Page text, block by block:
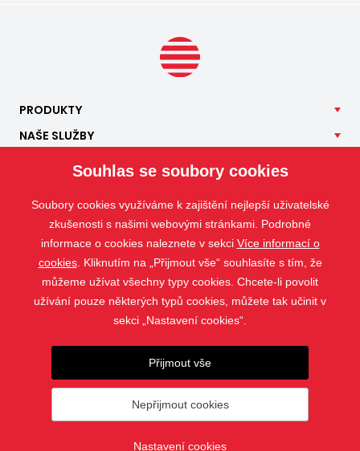
PRODUKTY
NAŠE SLUŽBY
KONTAKT
Souhlas se soubory cookies
Soubory cookies využíváme k zajištění nejlepší uživatelské
zkušenosti s našimi webovými stránkami. Podrobné
informace o cookies naleznete v sekci Více informací o
cookies. Kliknutím na „Přijmout vše“ souhlasíte s tím, že
můžeme užívat všechny typy cookies. Chcete-li povolit
užívání pouze některých typů cookies, můžete tak učinit v
sekci „Nastavení cookies“.
Přijmout vše
Nepřijmout cookies
Nastavení cookies